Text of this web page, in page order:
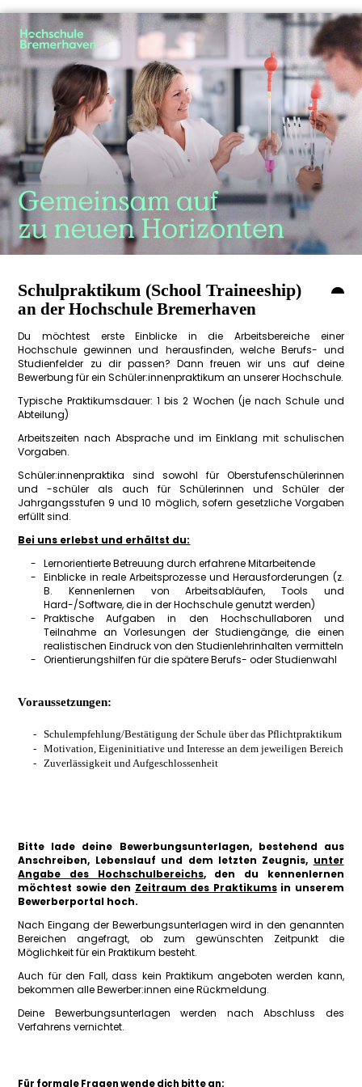
Schulpraktikum (School Traineeship)
an der Hochschule Bremerhaven
Du möchtest erste Einblicke in die Arbeitsbereiche einer
Hochschule gewinnen und herausfinden, welche Berufs- und
Studienfelder zu dir passen? Dann freuen wir uns auf deine
Bewerbung für ein Schüler:innenpraktikum an unserer Hochschule.
Typische Praktikumsdauer: 1 bis 2 Wochen (je nach Schule und
Abteilung)
Arbeitszeiten nach Absprache und im Einklang mit schulischen
Vorgaben.
Schüler:innenpraktika sind sowohl für Oberstufenschülerinnen
und -schüler als auch für Schülerinnen und Schüler der
Jahrgangsstufen 9 und 10 möglich, sofern gesetzliche Vorgaben
erfüllt sind.
Bei uns erlebst und erhältst du:
Lernorientierte Betreuung durch erfahrene Mitarbeitende
Einblicke in reale Arbeitsprozesse und Herausforderungen (z.
B. Kennenlernen von Arbeitsabläufen, Tools und
Hard-/Software, die in der Hochschule genutzt werden)
Praktische Aufgaben in den Hochschullaboren und
Teilnahme an Vorlesungen der Studiengänge, die einen
realistischen Eindruck von den Studienlehrinhalten vermitteln
Orientierungshilfen für die spätere Berufs- oder Studienwahl
Voraussetzungen:
Schulempfehlung/Bestätigung der Schule über das Pflichtpraktikum
Motivation, Eigeninitiative und Interesse an dem jeweiligen Bereich
Zuverlässigkeit und Aufgeschlossenheit
Bitte lade deine Bewerbungsunterlagen, bestehend aus
Anschreiben, Lebenslauf und dem letzten Zeugnis, unter
Angabe des Hochschulbereichs, den du kennenlernen
möchtest sowie den Zeitraum des Praktikumsin unserem
Bewerberportal hoch.
Nach Eingang der Bewerbungsunterlagen wird in den genannten
Bereichen angefragt, ob zum gewünschten Zeitpunkt die
Möglichkeit für ein Praktikum besteht.
Auch für den Fall, dass kein Praktikum angeboten werden kann,
bekommen alle Bewerber:innen eine Rückmeldung.
Deine Bewerbungsunterlagen werden nach Abschluss des
Verfahrens vernichtet.
Für formale Fragen wende dich bitte an: